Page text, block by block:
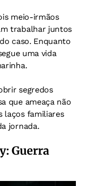
meio-irmãos
trabalhar juntos
caso. Enquanto
uma vida
segredos
que ameaça não
laços familiares
jornada.
Guerra